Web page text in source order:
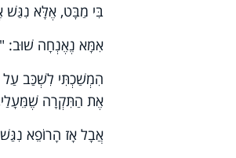
בִּי מַבָּט, אֶלָּא
אִמָּא נֶאֶנְחָה שׁוּב:
הִמְשַׁכְתִּי לִשְׁכַּב עַל
אֶת הַתִּקְרָה שֶׁמֵּעָלַי,
אֲבָל אָז הָרוֹפֵא